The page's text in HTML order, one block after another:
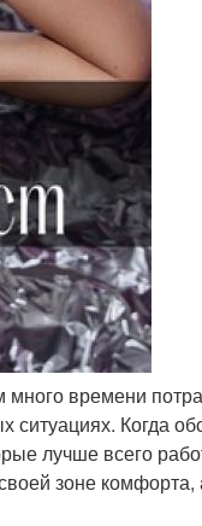
времени
Когда
лучше всего
зоне комфорта,